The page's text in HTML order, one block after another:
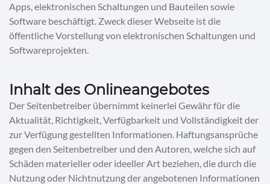
Apps, elektronischen Schaltungen und Bauteilen sowie
Software beschäftigt. Zweck dieser Webseite ist die
öffentliche Vorstellung von elektronischen Schaltungen und
Softwareprojekten.
Inhalt des Onlineangebotes
Der Seitenbetreiber übernimmt keinerlei Gewähr für die
Aktualität, Richtigkeit, Verfügbarkeit und Vollständigkeit der
zur Verfügung gestellten Informationen. Haftungsansprüche
gegen den Seitenbetreiber und den Autoren, welche sich auf
Schäden materieller oder ideeller Art beziehen, die durch die
Nutzung oder Nichtnutzung der angebotenen Informationen